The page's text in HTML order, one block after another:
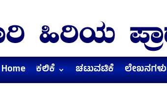
Home ಕಲಿಕೆ ಚಟುವಟಿಕೆ ಲೇಖನಗಳು